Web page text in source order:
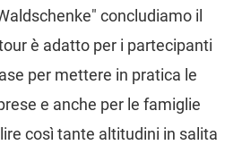
concludiamo il
è adatto per i partecipanti
per mettere in pratica le
e anche per le famiglie
così tante altitudini in salita